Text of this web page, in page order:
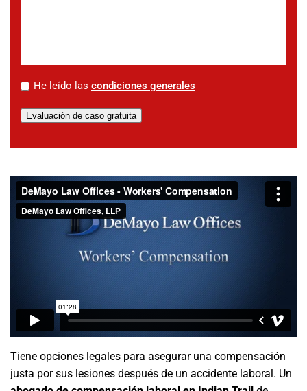
* He leído las condiciones generales
Evaluación de caso gratuita
Tiene opciones legales para asegurar una compensación
justa por sus lesiones después de un accidente laboral. Un